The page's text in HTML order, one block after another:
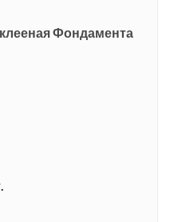
Фондамента